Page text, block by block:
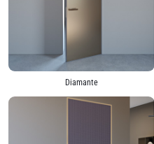
Diamante